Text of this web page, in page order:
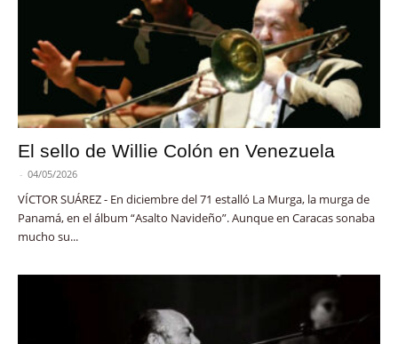
El sello de Willie Colón en Venezuela
- 04/05/2026
VÍCTOR SUÁREZ - En diciembre del 71 estalló La Murga, la murga de
Panamá, en el álbum “Asalto Navideño”. Aunque en Caracas sonaba
mucho su...